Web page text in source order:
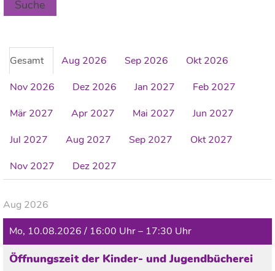
Suche
Gesamt Aug 2026 Sep 2026
Okt 2026
Nov 2026
Dez 2026 Jan 2027
Feb 2027
Mär 2027
Apr 2027 Mai 2027
Jun 2027
Jul 2027
Aug 2027 Sep 2027
Okt 2027
Nov 2027
Dez 2027
Aug 2026
Mo, 10.08.2026 / 16:00 Uhr – 17:30 Uhr
Öffnungszeit der Kinder- und Jugendbücherei